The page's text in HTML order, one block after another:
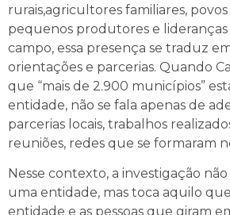
rurais,agricultores familiares, povos
pequenos produtores e lideranças
campo, essa presença se traduz
orientações e parcerias. Quando
que “mais de 2.900 municípios”
entidade, não se fala apenas de
parcerias locais, trabalhos
reuniões, redes que se formaram
Nesse contexto, a investigação
uma entidade, mas toca aquilo
entidade e as pessoas que giram